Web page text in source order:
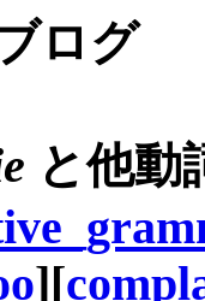
ログ
と他動
][